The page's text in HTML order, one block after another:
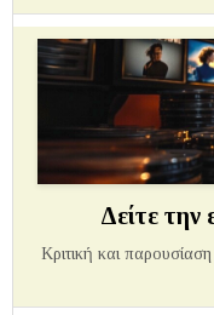
Δείτε την
Κριτική και